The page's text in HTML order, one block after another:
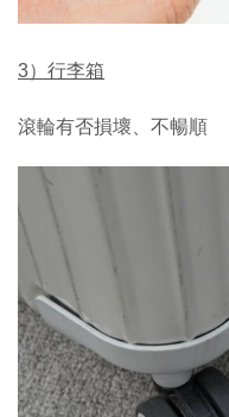
3）行李箱
滾輪有否損壞、不暢順